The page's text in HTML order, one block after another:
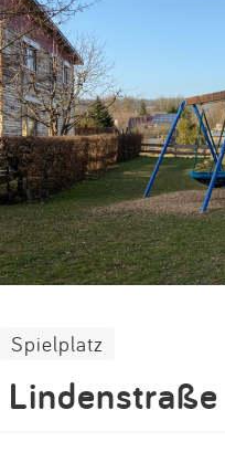
Spielplatz
Lindenstraße